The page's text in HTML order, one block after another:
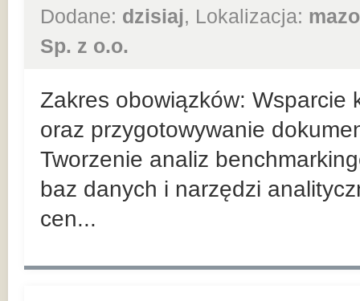
Dodane: dzisiaj, Lokalizacja:
Sp. z o.o.
Zakres obowiązków: Wsparcie
oraz przygotowywanie
Tworzenie analiz
baz danych i narzędzi
cen...